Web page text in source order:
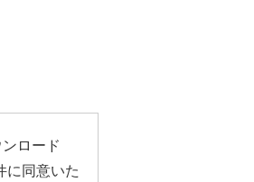
だけま
ロード
に同意いた